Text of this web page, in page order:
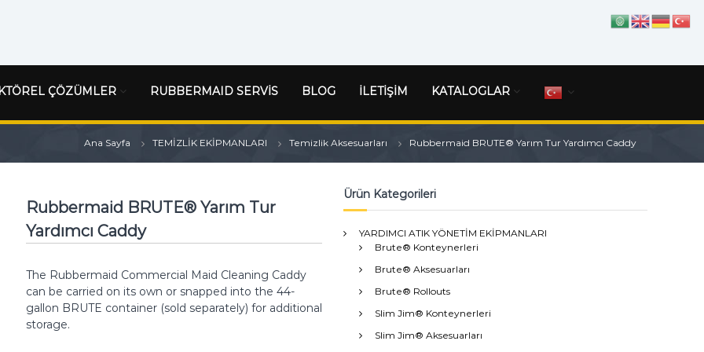
ÇÖZÜMLER RUBBERMAID SERVİS BLOG İLETİŞİM KATALOGLAR
Ana Sayfa TEMİZLİK EKİPMANLARI Temizlik Aksesuarları Rubbermaid BRUTE® Yarım Tur Yardımcı Caddy
Rubbermaid BRUTE® Yarım Tur
Yardımcı Caddy
The Rubbermaid Commercial Maid Cleaning Caddy
can be carried on its own or snapped into the 44-
gallon BRUTE container (sold separately) for additional
storage.
Ürün Kategorileri
YARDIMCI ATIK YÖNETİM EKİPMANLARI
Brute® Konteynerleri
Brute® Aksesuarları
Brute® Rollouts
Slim Jim® Konteynerleri
Slim Jim® Aksesuarları